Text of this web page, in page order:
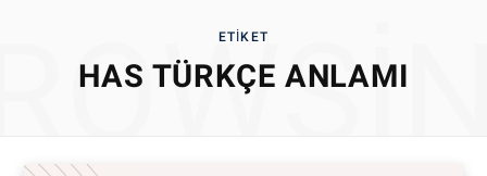
ETIKET
HAS TÜRKÇE ANLAMI